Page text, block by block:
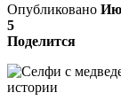
Опубликовано
5
Поделится